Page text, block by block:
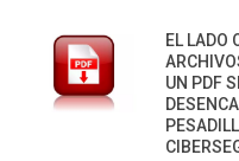
EL LADO
UN PDF